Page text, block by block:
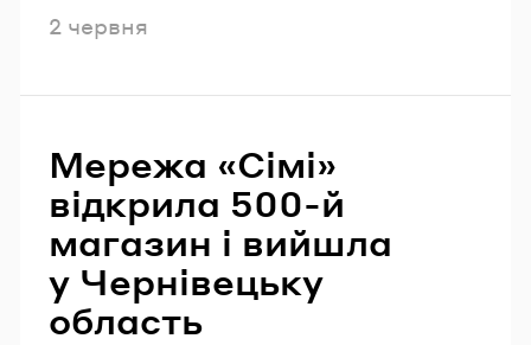
Опубліковано
2 червня
Мережа «Сімі»
відкрила 500-й
магазин і вийшла
у Чернівецьку
область